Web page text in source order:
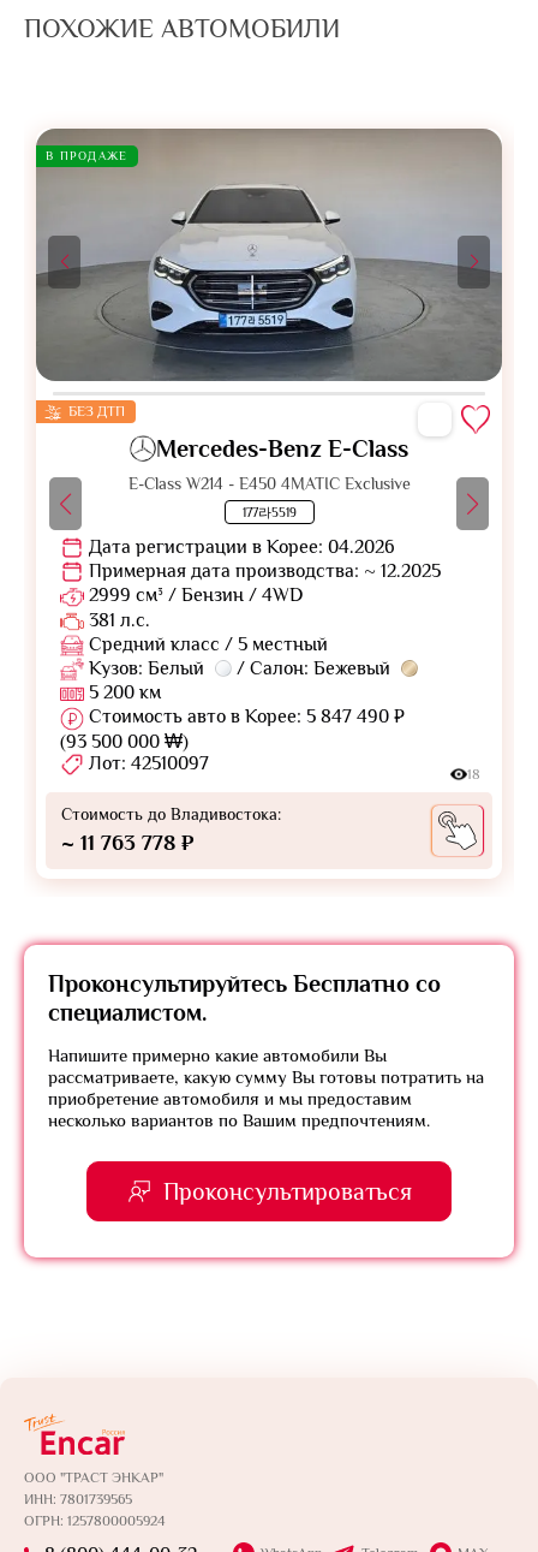
ПОХОЖИЕ АВТОМОБИЛИ
В ПРОДАЖЕ
БЕЗ ДТП
Mercedes-Benz E-Class
E-Class W214 - E450 4MATIC Exclusive
177라5519
Дата регистрации в Корее: 04.2026
Примерная дата производства: ~ 12.2025
2999 см³ / Бензин / 4WD
381 л.с.
Средний класс / 5 местный
Кузов: Белый
/ Салон: Бежевый
5 200 км
Стоимость авто в Корее: 5 847 490 ₽
(93 500 000 ₩)
Лот: 42510097
18
Стоимость до Владивостока:
~ 11 763 778 ₽
Проконсультируйтесь Бесплатно со
специалистом.
Напишите примерно какие автомобили Вы
рассматриваете, какую сумму Вы готовы потратить на
приобретение автомобиля и мы предоставим
несколько вариантов по Вашим предпочтениям.
Проконсультироваться
ООО "ТРАСТ ЭНКАР"
ИНН: 7801739565
ОГРН: 1257800005924